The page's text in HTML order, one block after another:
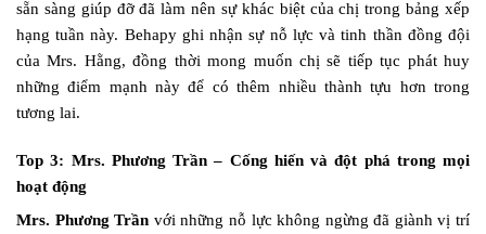
sẵn sàng giúp đỡ đã làm nên sự khác biệt của chị trong bảng xếp
hạng tuần này. Behapy ghi nhận sự nỗ lực và tinh thần đồng đội
của Mrs. Hằng, đồng thời mong muốn chị sẽ tiếp tục phát huy
những điểm mạnh này để có thêm nhiều thành tựu hơn trong
tương lai.
Top 3: Mrs. Phương Trần – Cống hiến và đột phá trong mọi
hoạt động
Mrs. Phương Trần với những nỗ lực không ngừng đã giành vị trí